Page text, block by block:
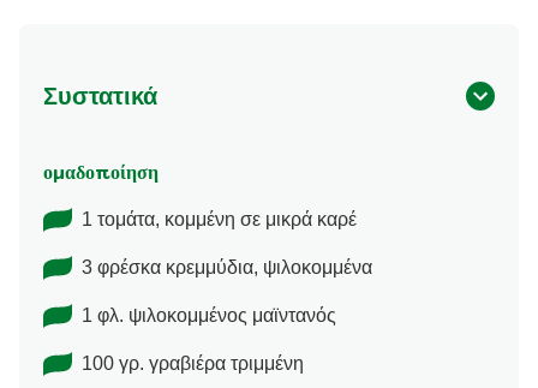
Συστατικά
ομαδοποίηση
1 τομάτα, κομμένη σε μικρά καρέ
3 φρέσκα κρεμμύδια, ψιλοκομμένα
1 φλ. ψιλοκομμένος μαϊντανός
100 γρ. γραβιέρα τριμμένη